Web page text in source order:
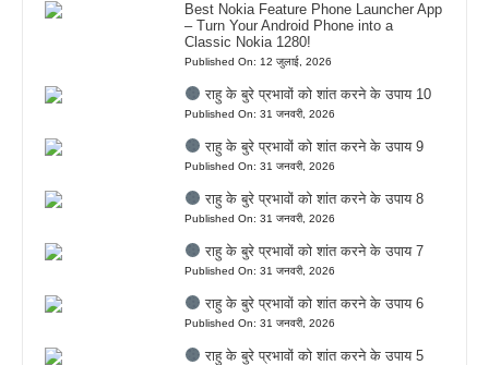
Best Nokia Feature Phone Launcher App
– Turn Your Android Phone into a
Classic Nokia 1280!
Published On: 12 जुलाई, 2026
राहु के बुरे प्रभावों को शांत करने के उपाय 10
Published On: 31 जनवरी, 2026
राहु के बुरे प्रभावों को शांत करने के उपाय 9
Published On: 31 जनवरी, 2026
राहु के बुरे प्रभावों को शांत करने के उपाय 8
Published On: 31 जनवरी, 2026
राहु के बुरे प्रभावों को शांत करने के उपाय 7
Published On: 31 जनवरी, 2026
राहु के बुरे प्रभावों को शांत करने के उपाय 6
Published On: 31 जनवरी, 2026
राहु के बुरे प्रभावों को शांत करने के उपाय 5